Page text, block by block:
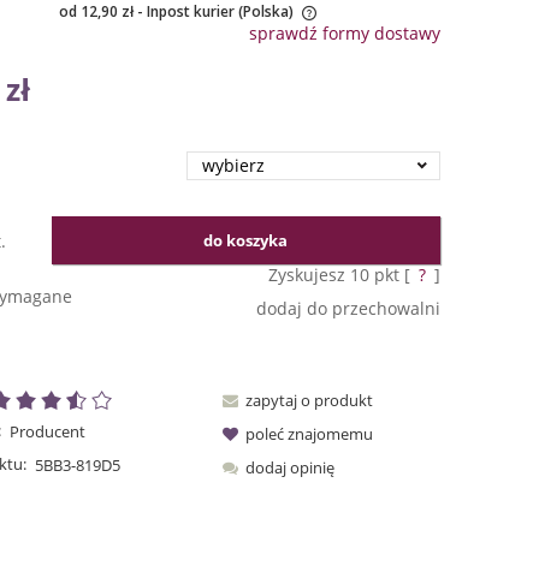
od 12,90 zł - Inpost kurier (Polska)
sprawdź formy dostawy
do koszyka
Zyskujesz 10pkt [ ? ]
dodaj do przechowalni
Producent
5BB3-819D5
zapytaj o produkt
poleć znajomemu
dodaj opinię